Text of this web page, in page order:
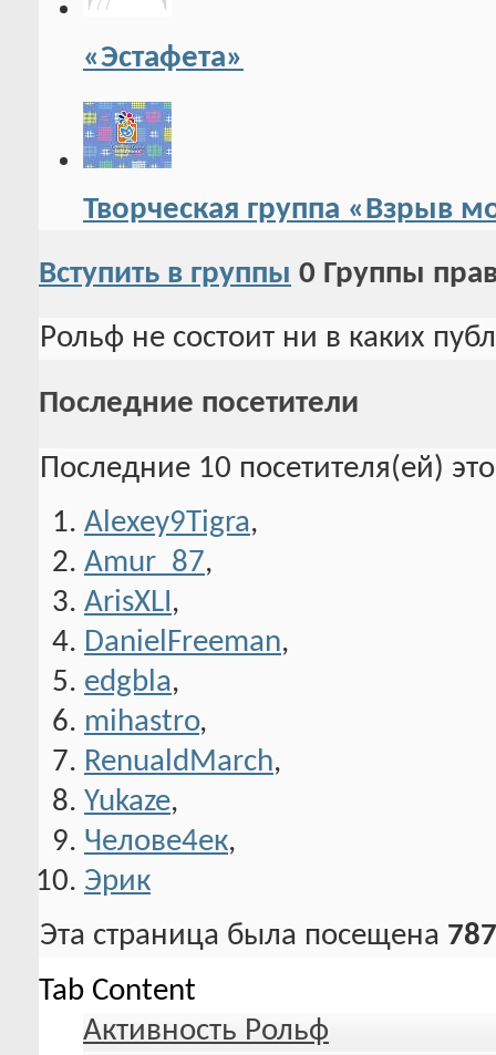
«Эстафета»
Творческая группа «Взрыв
Вступить в группы 0 Группы
Рольф не состоит ни в каких
Последние посетители
Последние 10 посетителя(ей)
Alexey9Tigra,
Amur_87,
ArisXLI ,
DanielFreeman,
edgbla,
mihastro,
RenualdMarch,
Yukaze,
Челове4ек,
Эрик
Эта страница была посещена
Tab Content
Активность Рольф